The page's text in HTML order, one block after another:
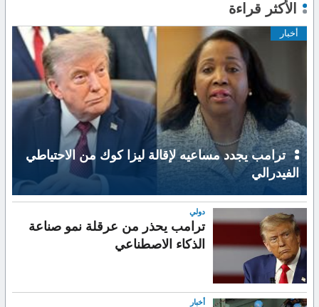
الأكثر قراءة
أخبار
ترامب يجدد مساعيه لإقالة ليزا كوك من الاحتياطي
الفيدرالي
دولي
ترامب يحذر من عرقلة نمو صناعة
الذكاء الاصطناعي
أخبار